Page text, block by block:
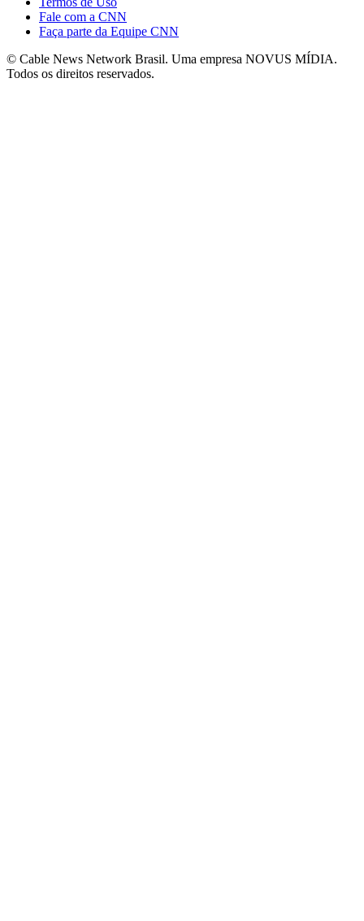
Fale com a CNN
Faça parte da Equipe CNN
© Cable News Network Brasil. Uma empresa NOVUS MÍDIA.
Todos os direitos reservados.